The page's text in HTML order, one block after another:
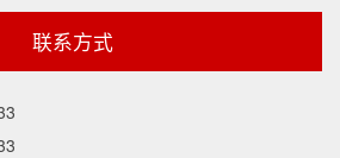
联系方式